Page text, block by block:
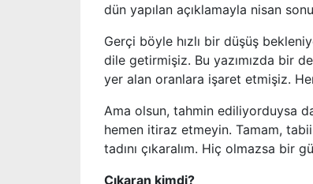
dün yapılan açıklamayla nisan
Gerçi böyle hızlı bir düşüş
dile getirmişiz. Bu yazımızda bir
yer alan oranlara işaret etmişiz.
Ama olsun, tahmin ediliyorduysa
hemen itiraz etmeyin. Tamam,
tadını çıkaralım. Hiç olmazsa bir
Çıkaran kimdi?